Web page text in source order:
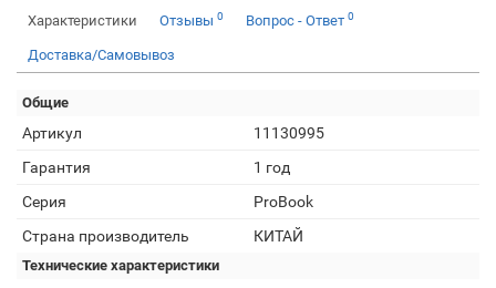
Характеристики Отзывы 0 Вопрос - Ответ 0
Доставка/Самовывоз
Общие
Артикул
11130995
Гарантия
1 год
Серия
ProBook
Страна производитель
КИТАЙ
Технические характеристики